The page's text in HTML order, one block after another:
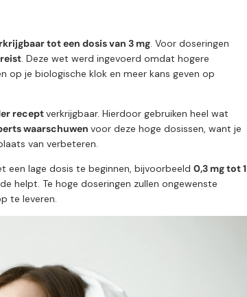
tot een dosis van 3 mg. Voor doseringen
. Deze wet werd ingevoerd omdat hogere
op je biologische klok en meer kans geven op
receptverkrijgbaar. Hierdoor gebruiken heel wat
waarschuwen voor deze hoge dosissen, want je
van verbeteren.
een lage dosis te beginnen, bijvoorbeeld 0,3 mg tot 1
helpt. Te hoge doseringen zullen ongewenste
te leveren.